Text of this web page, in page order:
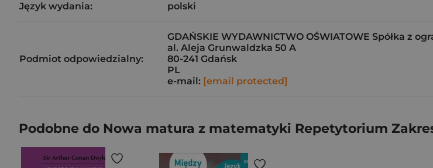
Język wydania: polski
Podmiot odpowiedzialny:
GDAŃSKIE WYDAWNICTWO OŚWIATOWE Spółka z
al. Aleja Grunwaldzka 50 A
80-241 Gdańsk
PL
e-mail: [email protected]
Podobne do Nowa matura z matematyki Repetytorium